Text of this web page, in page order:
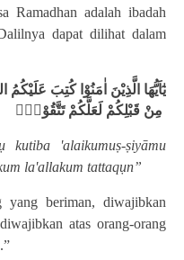
Ramadhan adalah ibadah
dapat dilihat dalam
يٰٓاَيُّهَا الَّذِيْنَ اٰمَنُوْا كُتِبَ
مِنْ قَبْلِكُمْ لَعَلَّكُمْ تَتَّقُوْنَۙ
kutiba 'alaikumuṣ-ṣiyāmu
la'allakum tattaqụn”
yang beriman, diwajibkan
atas orang-orang